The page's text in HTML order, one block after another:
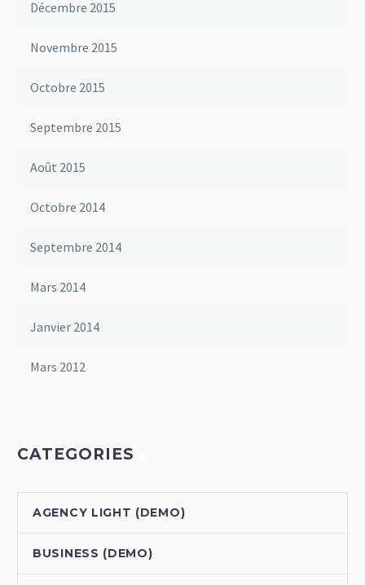
Décembre 2015
Novembre 2015
Octobre 2015
Septembre 2015
Août 2015
Octobre 2014
Septembre 2014
Mars 2014
Janvier 2014
Mars 2012
CATEGORIES
AGENCY LIGHT (DEMO)
BUSINESS (DEMO)